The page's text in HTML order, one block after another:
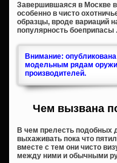
Завершившаяся в Москве
особенно в чисто
образцы, вроде вариаций
популярность боеприпасы
Внимание: опубликована
модельным рядам
производителей.
Чем вызвана
В чем прелесть подобных
выхаживать пока что
вместе с тем они чисто
между ними и обычными